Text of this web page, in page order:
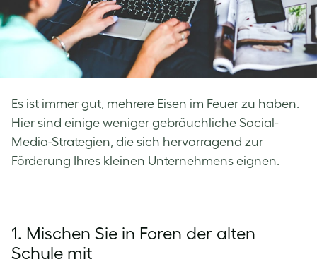
Es ist immer gut, mehrere Eisen im Feuer zu haben.
Hier sind einige weniger gebräuchliche Social-
Media-Strategien, die sich hervorragend zur
Förderung Ihres kleinen Unternehmens eignen.
1. Mischen Sie in Foren der alten
Schule mit